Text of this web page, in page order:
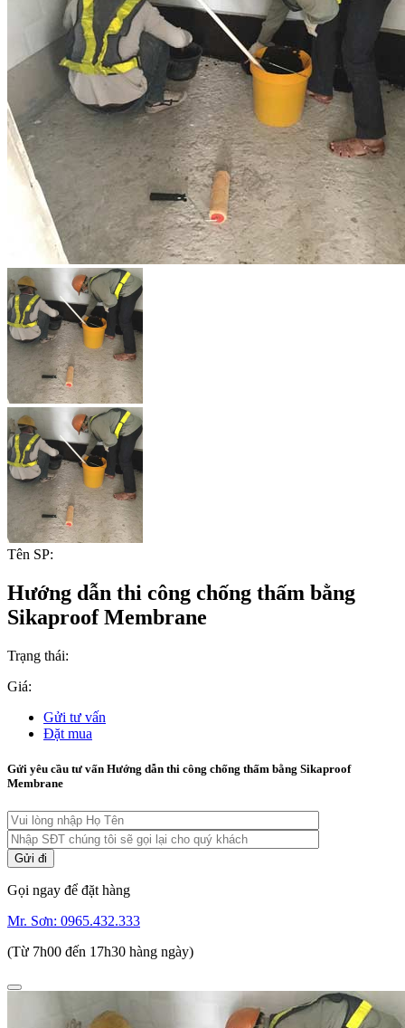
Tên SP:
Hướng dẫn thi công chống thấm bằng
Sikaproof Membrane
Trạng thái:
Giá:
Gửi tư vấn
Đặt mua
Gửi yêu cầu tư vấn Hướng dẫn thi công chống thấm bằng Sikaproof
Membrane
Gọi ngay để đặt hàng
Mr. Sơn: 0965.432.333
(Từ 7h00 đến 17h30 hàng ngày)